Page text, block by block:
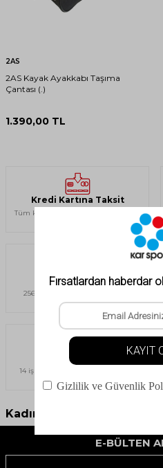
2AS
2AS Kayak Ayakkabı Taşıma
Çantası (.)
1.390,00 TL
Kredi Kartına Taksit
Tüm kartlara 12 taksite varan ödeme
Güvenli Alışveriş
256Bit SSL sertifikası ile güvenli
alışveriş
İade İmkanı
14 iş günü içerisinde ücretsiz iade
Kadın El Çantası
E-BÜLTEN